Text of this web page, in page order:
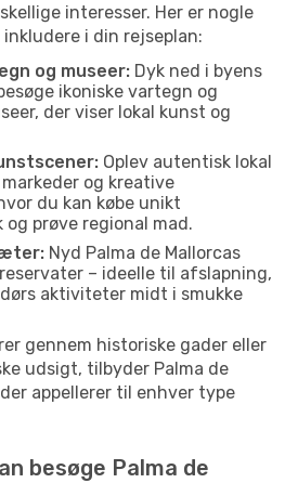
interesser. Her er nogle
i din rejseplan:
og museer: Dyk ned i byens
ikoniske vartegn og
der viser lokal kunst og
Oplev autentisk lokal
og kreative
du kan købe unikt
prøve regional mad.
Nyd Palma de Mallorcas
– ideelle til afslapning,
aktiviteter midt i smukke
gennem historiske gader eller
udsigt, tilbyder Palma de
appellerer til enhver type
besøge Palma de